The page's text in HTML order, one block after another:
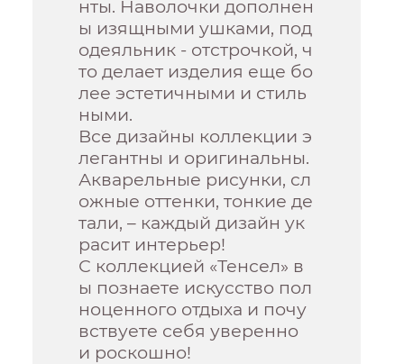
нты. Наволочки дополнен
ы изящными ушками, под
одеяльник - отстрочкой, ч
то делает изделия еще бо
лее эстетичными и стиль
ными.
Все дизайны коллекции э
легантны и оригинальны.
Акварельные рисунки, сл
ожные оттенки, тонкие де
тали, – каждый дизайн ук
расит интерьер!
С коллекцией «Тенсел» в
ы познаете искусство пол
ноценного отдыха и почу
вствуете себя уверенно
и роскошно!